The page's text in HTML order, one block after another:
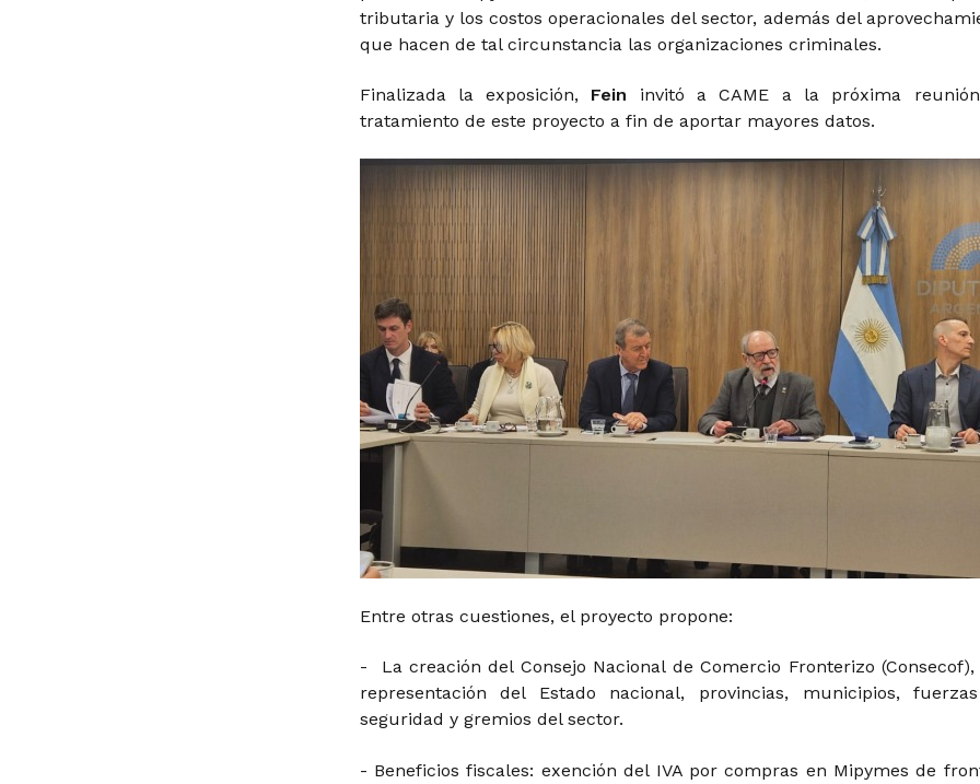
tributaria y los costos operacionales del sector, además del
que hacen de tal circunstancia las organizaciones criminales.
Finalizada la exposición, Fein invitó a CAME a la próxima
tratamiento de este proyecto a fin de aportar mayores datos.
Entre otras cuestiones, el proyecto propone:
- La creación del Consejo Nacional de Comercio Fronterizo (Consecof),
representación del Estado nacional, provincias, municipios,
seguridad y gremios del sector.
- Beneficios fiscales: exención del IVA por compras en Mipymes de